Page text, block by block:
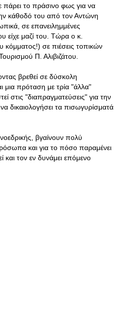
πάρει το πράσινο φως για να
κάθοδό του από τον Αντώνη
σε επανειλημμένες
είχε μαζί του. Τώρα ο κ.
κόμματος!) σε πιέσεις τοπικών
Π. Αλιβιζάτου.
βρεθεί σε δύσκολη
μια πρόταση με τρία "άλλα"
στις "διαπραγματεύσεις" για την
δικαιολογήσει τα πισωγυρίσματά
βγαίνουν πολύ
και για το πόσο παραμένει
και τον εν δυνάμει επόμενο